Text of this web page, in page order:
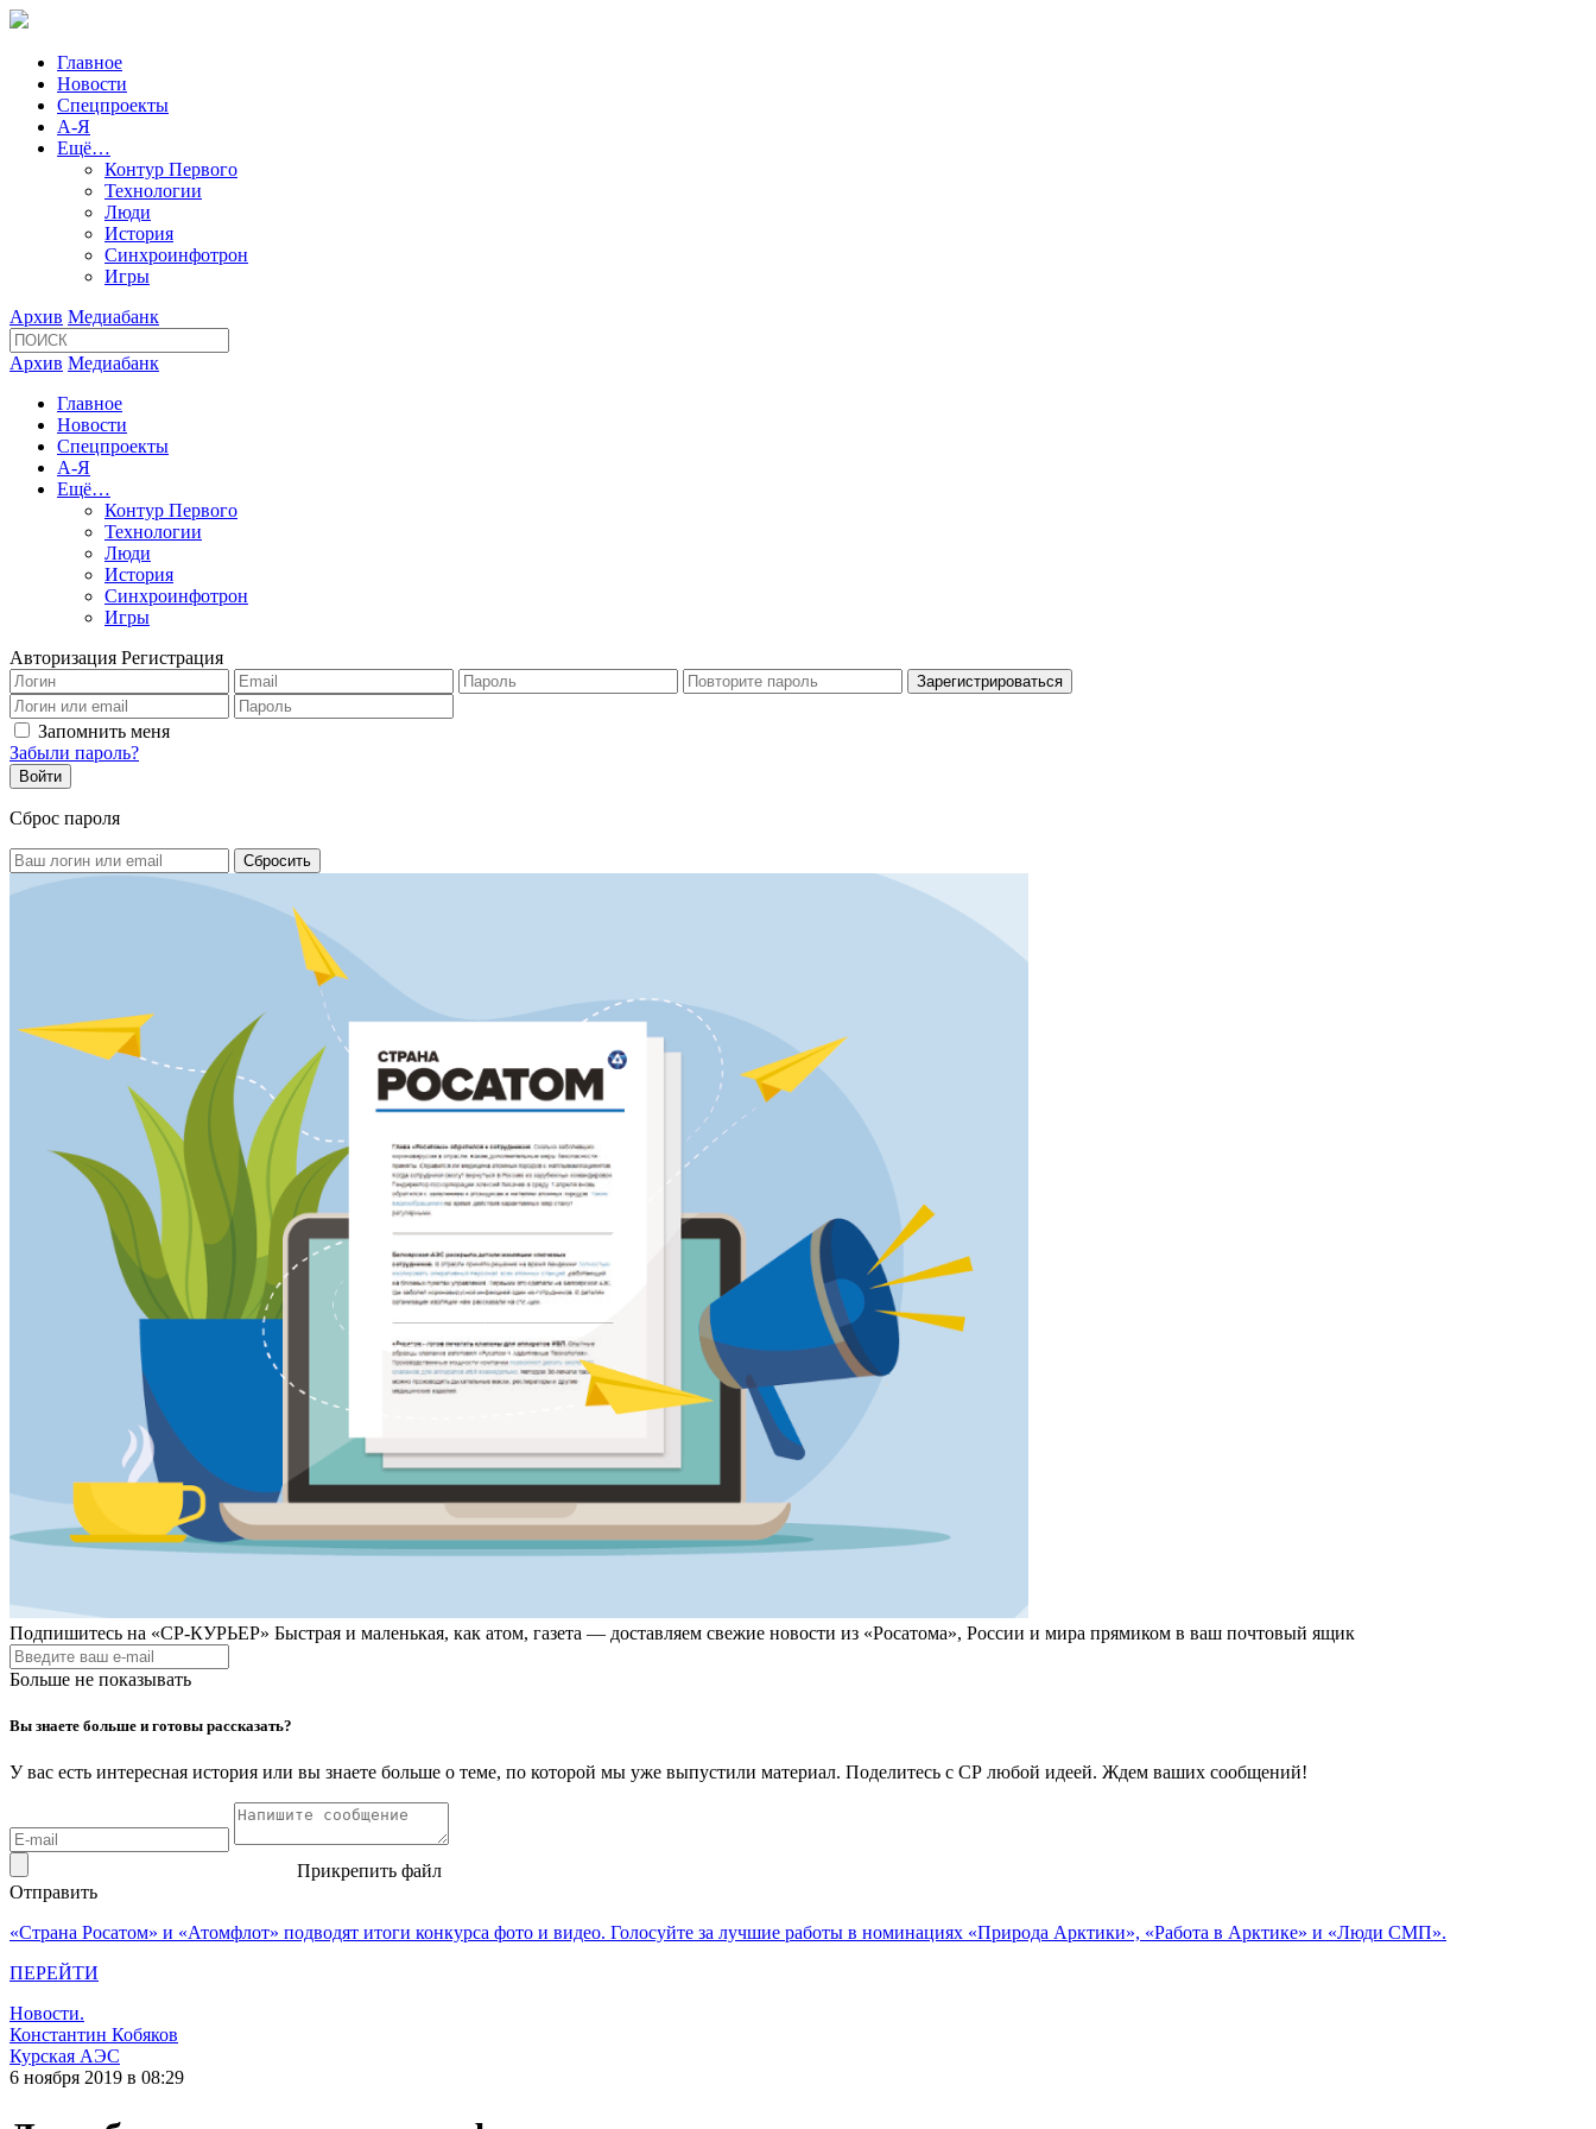
Главное
Новости
Спецпроекты
А-Я
Ещё…
Контур Первого
Технологии
Люди
История
Синхроинфотрон
Игры
Архив Медиабанк
Архив Медиабанк
Главное
Новости
Спецпроекты
А-Я
Ещё…
Контур Первого
Технологии
Люди
История
Синхроинфотрон
Игры
Авторизация Регистрация
Запомнить меня
Забыли пароль?
Сброс пароля
Подпишитесь на «СР-КУРЬЕР» Быстрая и маленькая, как атом, газета — доставляем свежие новости из «Росатома», России и мира прямиком в ваш почтовый ящик
Больше не показывать
Вы знаете больше и готовы рассказать?
У вас есть интересная история или вы знаете больше о теме, по которой мы уже выпустили материал. Поделитесь с СР любой идеей. Ждем ваших сообщений!
Прикрепить файл
Отправить
«Страна Росатом» и «Атомфлот» подводят итоги конкурса фото и видео. Голосуйте за лучшие работы в номинациях «Природа Арктики», «Работа в Арктике» и «Люди СМП».
ПЕРЕЙТИ
Новости.
Константин Кобяков
Курская АЭС
6 ноября 2019 в 08:29